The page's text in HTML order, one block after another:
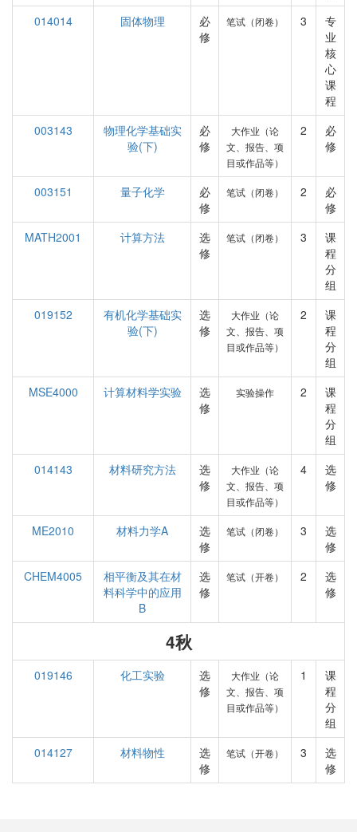
014014
固体物理
必
修
笔试（闭卷） 3
专
业
核
心
课
程
003143
物理化学基础实
验(下)
必
修
大作业（论
文、报告、项
目或作品等）
2
必
修
003151 量子化学
必
修
笔试（闭卷） 2
必
修
MATH2001
计算方法
选
修
笔试（闭卷） 3
课
程
分
组
019152
有机化学基础实
验(下)
选
修
大作业（论
文、报告、项
目或作品等）
2
课
程
分
组
MSE4000
计算材料学实验
选
修
实验操作 2
课
程
分
组
014143
材料研究方法
选
修
大作业（论
文、报告、项
目或作品等）
4
选
修
ME2010 材料力学A
选
修
笔试（闭卷） 3
选
修
CHEM4005
相平衡及其在材
料科学中的应用
B
选
修
笔试（开卷） 2
选
修
4秋
019146 化工实验
选
修
大作业（论
文、报告、项
目或作品等）
1
课
程
分
组
014127
材料物性
选
修
笔试（开卷） 3
选
修